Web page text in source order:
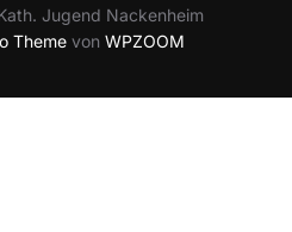
Jugend Nackenheim
Theme von WPZOOM